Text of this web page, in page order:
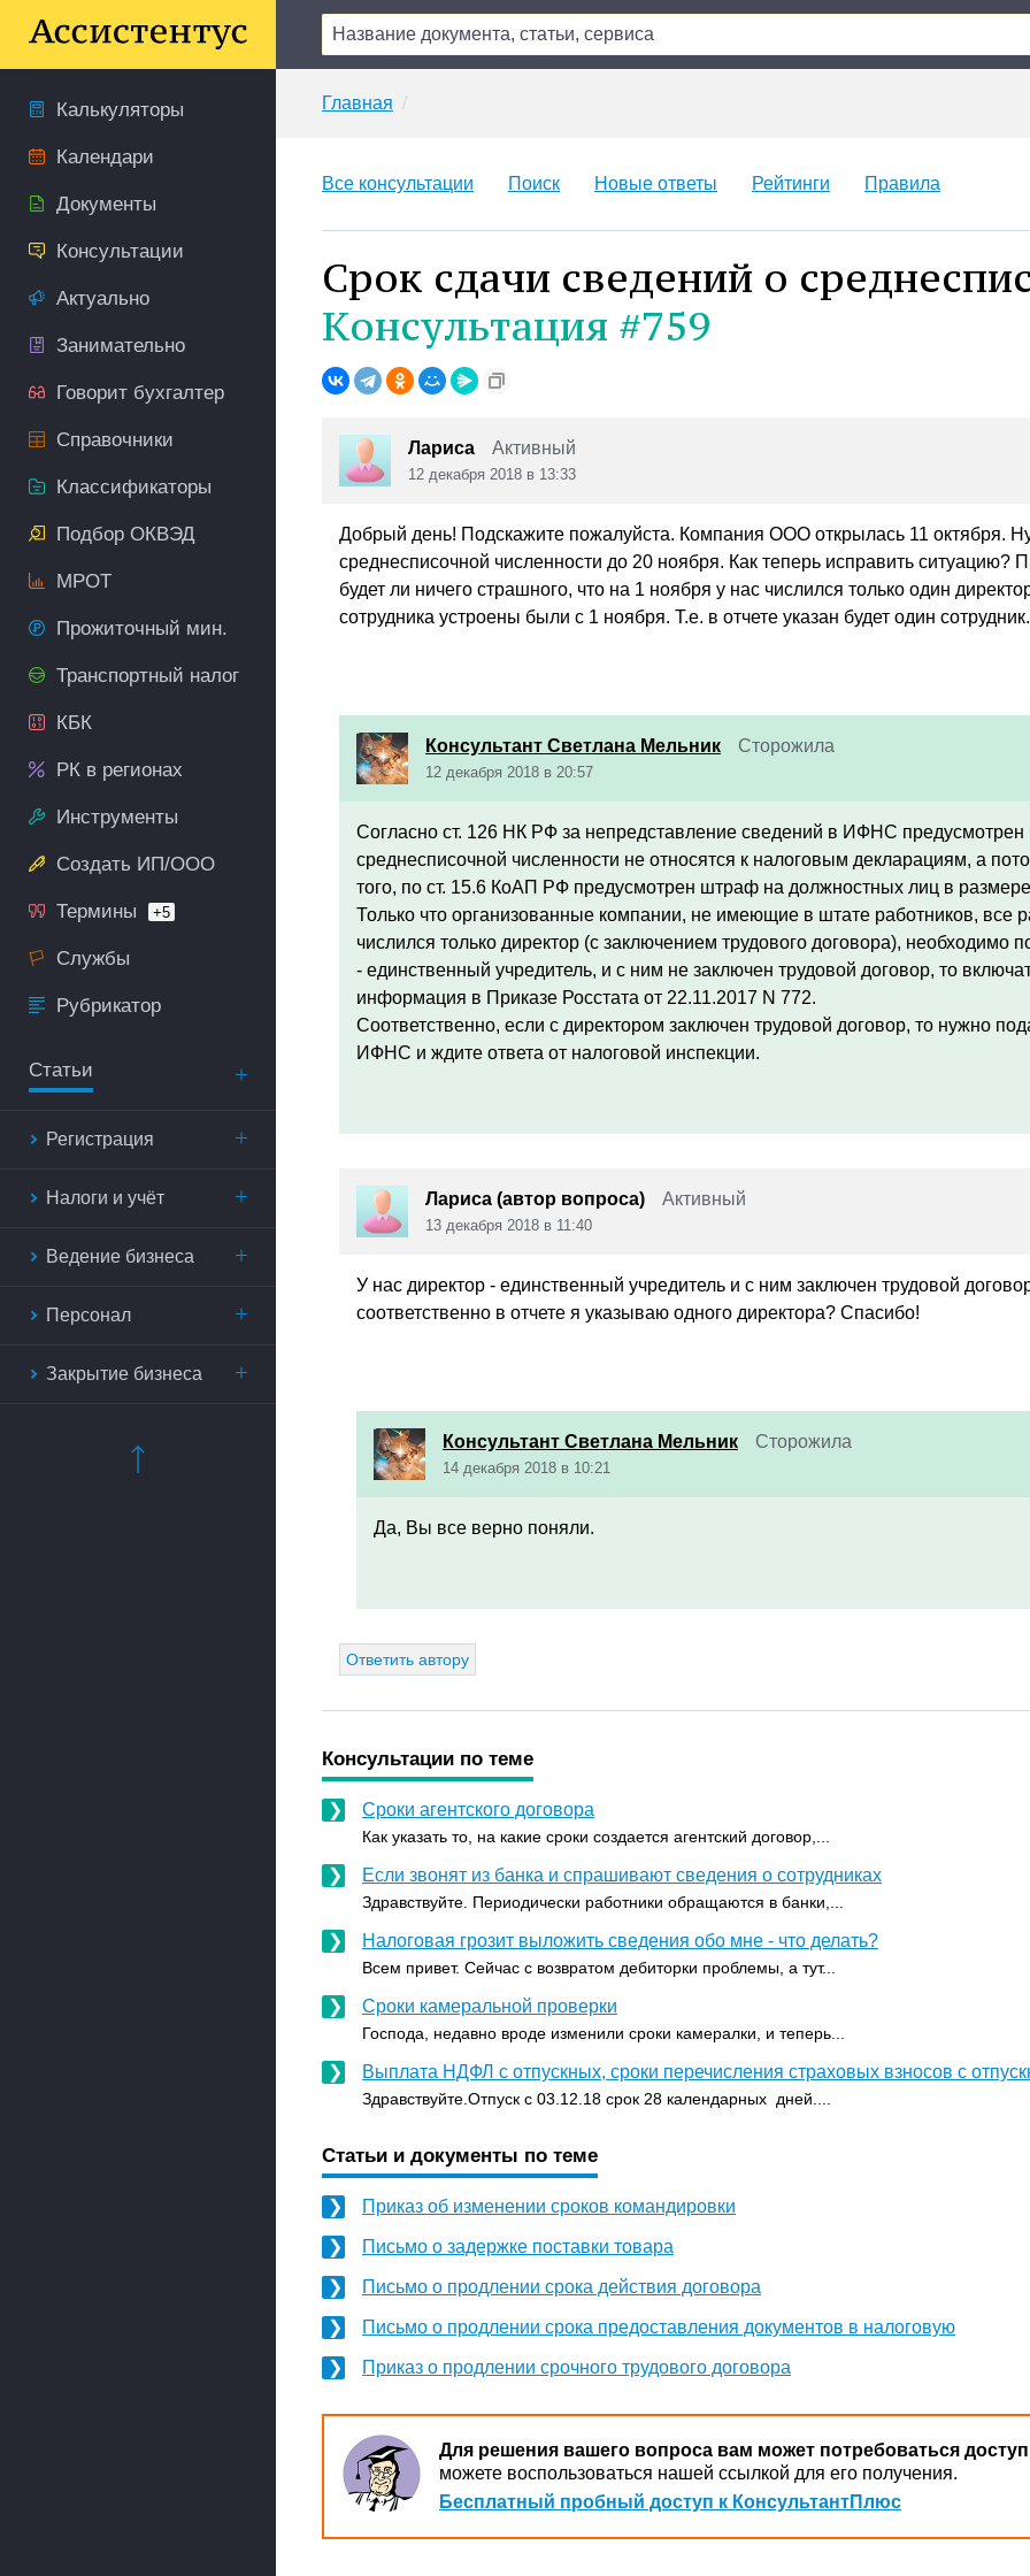
Калькуляторы
Календари
Документы
Консультации
Актуально
Занимательно
Говорит бухгалтер
Справочники
Классификаторы
Подбор ОКВЭД
МРОТ
Прожиточный мин.
Транспортный налог
КБК
РК в регионах
Инструменты
Создать ИП/ООО
Термины +5
Службы
Рубрикатор
Статьи
Регистрация
Налоги и учёт
Ведение бизнеса
Персонал
Закрытие бизнеса
Главная
Все консультации Поиск Новые ответы Рейтинги Правила
Срок сдачи сведений о
Консультация #759
Лариса Активный
12 декабря 2018 в 13:33
Добрый день! Подскажите пожалуйста. Компания ООО открылась 11 октября.
среднесписочной численности до 20 ноября. Как теперь исправить ситуацию?
будет ли ничего страшного, что на 1 ноября у нас числился только один
сотрудника устроены были с 1 ноября. Т.е. в отчете указан будет один
Консультант Светлана Мельник Сторожила
12 декабря 2018 в 20:57
Согласно ст. 126 НК РФ за непредставление сведений в ИФНС
среднесписочной численности не относятся к налоговым декларациям, а
того, по ст. 15.6 КоАП РФ предусмотрен штраф на должностных лиц в
Только что организованные компании, не имеющие в штате работников, все
числился только директор (с заключением трудового договора), необходимо
- единственный учредитель, и с ним не заключен трудовой договор, то
информация в Приказе Росстата от 22.11.2017 N 772.
Соответственно, если с директором заключен трудовой договор, то нужно
ИФНС и ждите ответа от налоговой инспекции.
Лариса (автор вопроса) Активный
13 декабря 2018 в 11:40
У нас директор - единственный учредитель и с ним заключен трудовой
соответственно в отчете я указываю одного директора? Спасибо!
Консультант Светлана Мельник Сторожила
14 декабря 2018 в 10:21
Да, Вы все верно поняли.
Ответить автору
Консультации по теме
Сроки агентского договора
Как указать то, на какие сроки создается агентский договор,...
Если звонят из банка и спрашивают сведения о сотрудниках
Здравствуйте. Периодически работники обращаются в банки,...
Налоговая грозит выложить сведения обо мне - что делать?
Всем привет. Сейчас с возвратом дебиторки проблемы, а тут...
Сроки камеральной проверки
Господа, недавно вроде изменили сроки камералки, и теперь...
Выплата НДФЛ с отпускных, сроки перечисления страховых взносов с
Здравствуйте.Отпуск с 03.12.18 срок 28 календарных дней....
Статьи и документы по теме
Приказ об изменении сроков командировки
Письмо о задержке поставки товара
Письмо о продлении срока действия договора
Письмо о продлении срока предоставления документов в налоговую
Приказ о продлении срочного трудового договора
Для решения вашего вопроса вам может потребоваться доступ
можете воспользоваться нашей ссылкой для его получения.
Бесплатный пробный доступ к КонсультантПлюс